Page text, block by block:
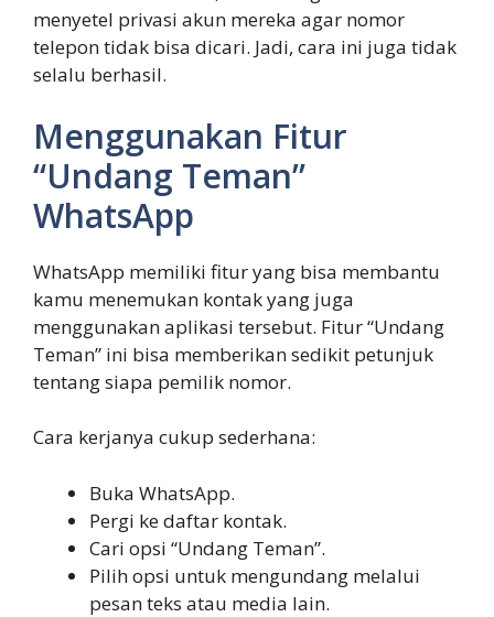
menyetel privasi akun mereka agar nomor
telepon tidak bisa dicari. Jadi, cara ini juga tidak
selalu berhasil.
Menggunakan Fitur
“Undang Teman”
WhatsApp
WhatsApp memiliki fitur yang bisa membantu
kamu menemukan kontak yang juga
menggunakan aplikasi tersebut. Fitur “Undang
Teman” ini bisa memberikan sedikit petunjuk
tentang siapa pemilik nomor.
Cara kerjanya cukup sederhana:
Buka WhatsApp.
Pergi ke daftar kontak.
Cari opsi “Undang Teman”.
Pilih opsi untuk mengundang melalui
pesan teks atau media lain.